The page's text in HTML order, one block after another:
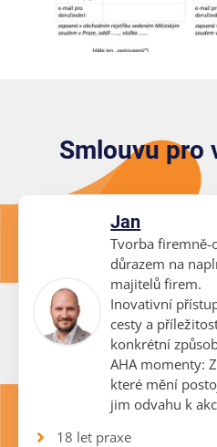
Smlouvu pro
Jan
Tvorba firemně-
důrazem na
majitelů firem.
Inovativní
cesty a
konkrétní
AHA momenty:
které mění
jim odvahu k
18 let praxe